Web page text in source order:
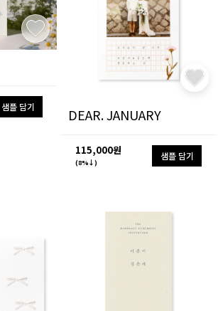
샘플 담기 DEAR. JANUARY
115,000원
(8%↓)
샘플 담기